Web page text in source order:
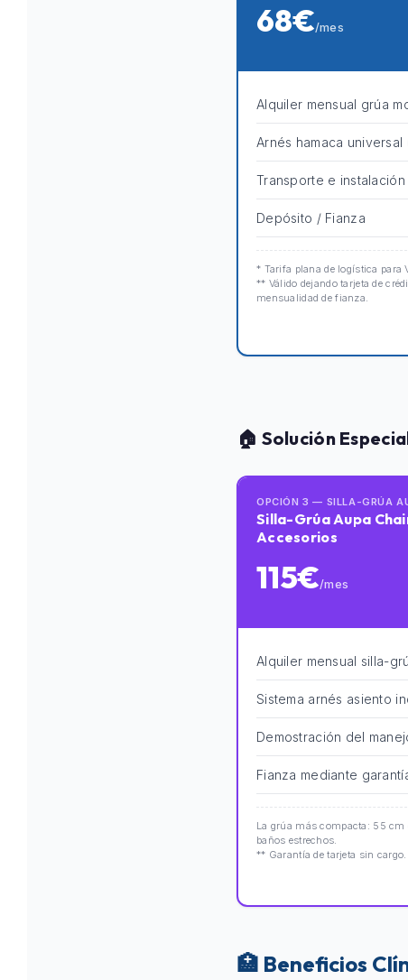
68€/mes
Alquiler mensual grúa
Arnés hamaca
Transporte e
Depósito / Fianza
* Tarifa plana de logística para
** Válido dejando tarjeta de
mensualidad de fianza.
🏠 Solución
OPCIÓN 3 — SILLA-GRÚA
Silla-Grúa Aupa
Accesorios
115€/mes
Alquiler mensual silla-
Sistema arnés asiento
Demostración del
Fianza mediante
La grúa más compacta: 55
baños estrechos.
** Garantía de tarjeta sin cargo.
🏥 Beneficios